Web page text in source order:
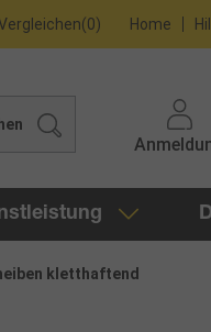
(0) Home
kletthaftend